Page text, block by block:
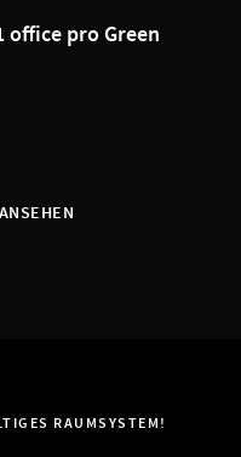
office pro Green
RAUMSYSTEM!